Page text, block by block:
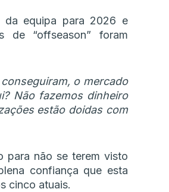
da equipa para 2026 e
de “offseason” foram
o mercado
Não fazemos dinheiro
estão doidas com
para não se terem visto
confiança que esta
cinco atuais.